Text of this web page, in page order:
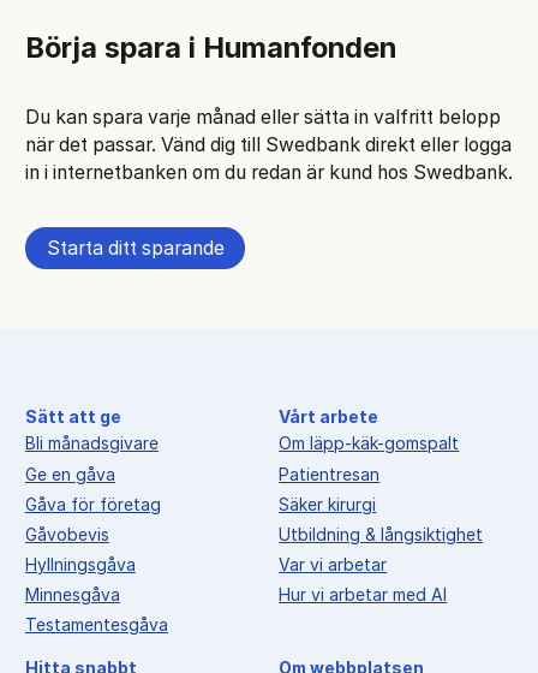
Börja spara i Humanfonden
Du kan spara varje månad eller sätta in valfritt belopp
när det passar. Vänd dig till Swedbank direkt eller logga
in i internetbanken om du redan är kund hos Swedbank.
Starta ditt sparande
Sätt att ge
Bli månadsgivare
Ge en gåva
Gåva för företag
Gåvobevis
Hyllningsgåva
Minnesgåva
Testamentesgåva
Vårt arbete
Om läpp-käk-gomspalt
Patientresan
Säker kirurgi
Utbildning & långsiktighet
Var vi arbetar
Hur vi arbetar med AI
Hitta snabbt
Om webbplatsen